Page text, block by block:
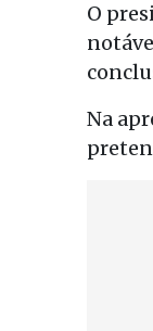
O
Na